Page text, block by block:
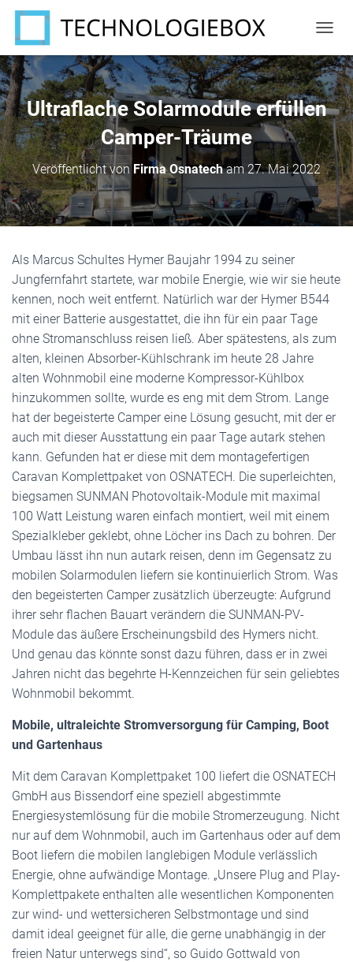
A
V
I
G
A
T
O
N
U
M
S
L
T
Ultraflache Solarmodule erfüllen
Camper-Träume
Veröffentlicht von Firma Osnatecham 27. Mai 2022
Als Marcus Schultes Hymer Baujahr 1994 zu seiner
Jungfernfahrt startete, war mobile Energie, wie wir sie heute
kennen, noch weit entfernt. Natürlich war der Hymer B544
mit einer Batterie ausgestattet, die ihn für ein paar Tage
ohne Stromanschluss reisen ließ. Aber spätestens, als zum
alten, kleinen Absorber-Kühlschrank im heute 28 Jahre
alten Wohnmobil eine moderne Kompressor-Kühlbox
hinzukommen sollte, wurde es eng mit dem Strom. Lange
hat der begeisterte Camper eine Lösung gesucht, mit der er
auch mit dieser Ausstattung ein paar Tage autark stehen
kann. Gefunden hat er diese mit dem montagefertigen
Caravan Komplettpaket von OSNATECH. Die superleichten,
biegsamen SUNMAN Photovoltaik-Module mit maximal
100 Watt Leistung waren einfach montiert, weil mit einem
Spezialkleber geklebt, ohne Löcher ins Dach zu bohren. Der
Umbau lässt ihn nun autark reisen, denn im Gegensatz zu
mobilen Solarmodulen liefern sie kontinuierlich Strom. Was
den begeisterten Camper zusätzlich überzeugte: Aufgrund
ihrer sehr flachen Bauart verändern die SUNMAN-PV-
Module das äußere Erscheinungsbild des Hymers nicht.
Und genau das könnte sonst dazu führen, dass er in zwei
Jahren nicht das begehrte H-Kennzeichen für sein geliebtes
Wohnmobil bekommt.
Mobile, ultraleichte Stromversorgung für Camping, Boot
und Gartenhaus
Mit dem Caravan Komplettpaket 100 liefert die OSNATECH
GmbH aus Bissendorf eine speziell abgestimmte
Energiesystemlösung für die mobile Stromerzeugung. Nicht
nur auf dem Wohnmobil, auch im Gartenhaus oder auf dem
Boot liefern die mobilen langlebigen Module verlässlich
Energie, ohne aufwändige Montage. „Unsere Plug and Play-
Komplettpakete enthalten alle wesentlichen Komponenten
zur wind- und wettersicheren Selbstmontage und sind
damit ideal geeignet für alle, die gerne unabhängig in der
freien Natur unterwegs sind“, so Guido Gottwald von